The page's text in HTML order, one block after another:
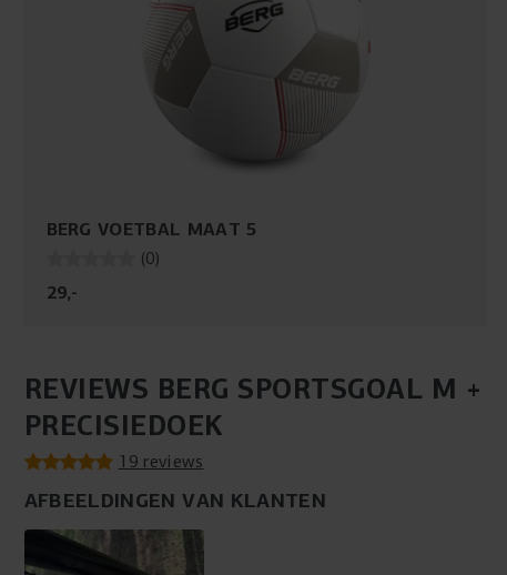
BERG VOETBAL MAAT 5
(0)
29,-
REVIEWS BERG SPORTSGOAL M +
PRECISIEDOEK
19 reviews
AFBEELDINGEN VAN KLANTEN